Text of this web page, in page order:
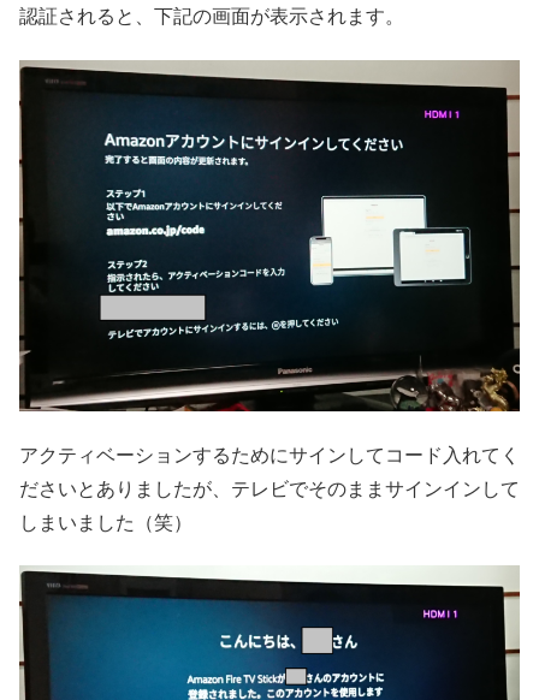
認証されると、下記の画面が表示されます。
アクティベーションするためにサインしてコード入れてく
ださいとありましたが、テレビでそのままサインインして
しまいました（笑）